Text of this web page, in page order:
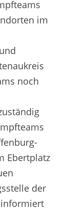
im
noch
Ebertplatz
der
informiert